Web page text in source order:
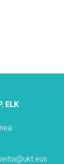
ELK